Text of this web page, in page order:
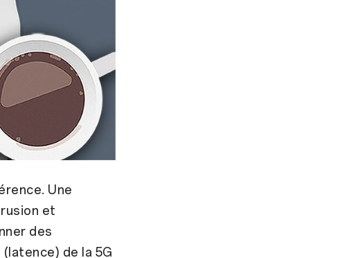
Une
et
des
de la 5G